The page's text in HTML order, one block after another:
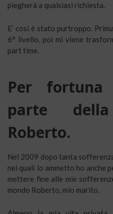
piegherà a qualsiasi richiesta.
E’ così è stato purtroppo.
6° livello, poi mi viene
part time.
Per
parte
Roberto.
Nel 2009 dopo tanta
nei quali lo ammetto ho anche
mettere fine alle mie
mondo Roberto, mio marito.